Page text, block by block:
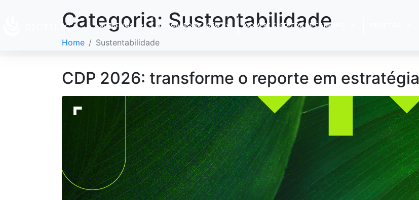
SOBRE NÓS DESCARBONIZAÇÃO COMPRE CRÉDITOS DE CARBONO
Categoria: Sustentabilidade
Home Sustentabilidade
CDP 2026: transforme o reporte em estratégia